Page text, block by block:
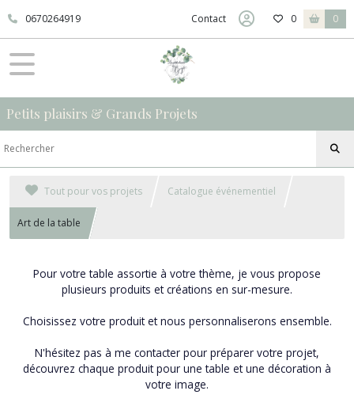
0670264919 Contact 0 0
Petits plaisirs & Grands Projets
Tout pour vos projets Catalogue événementiel
Art de la table
Pour votre table assortie à votre thème, je vous propose
plusieurs produits et créations en sur-mesure.
Choisissez votre produit et nous personnaliserons ensemble.
N'hésitez pas à me contacter pour préparer votre projet,
découvrez chaque produit pour une table et une décoration à
votre image.